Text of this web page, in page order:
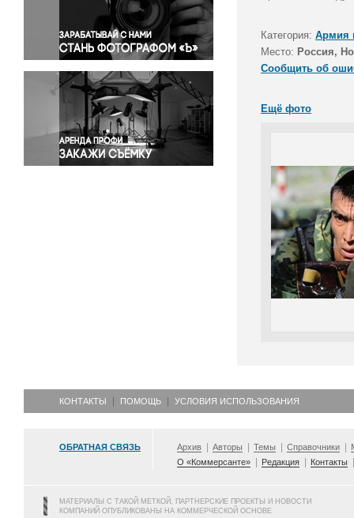
Правосудие
Происшествия и конфликты
Религия
Светская жизнь
Спорт
Экология
Экономика и бизнес
Категория: Армия
Место: Россия,
Сообщить об
Ещё фото
КОНТАКТЫ ПОМОЩЬ УСЛОВИЯ ИСПОЛЬЗОВАНИЯ
ОБРАТНАЯ СВЯЗЬ Архив Авторы Темы Справочники
О «Коммерсанте»
Редакция Контакты
МАТЕРИАЛЫ С ТАКОЙ МЕТКОЙ, ПАРТНЕРСКИЕ ПРОЕКТЫ И НОВОСТИ
КОМПАНИЙ ОПУБЛИКОВАНЫ НА КОММЕРЧЕСКОЙ ОСНОВЕ